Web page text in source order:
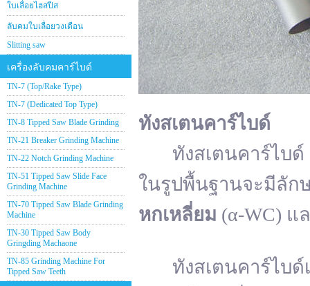
ใบเลื่อยไฮสปีส
ลับคมใบเลื่อยวงเดือน
Slitting saw
เครื่องลับคมคาร์ไบด์
TN-7 (Top/Rake Type)
TN-7 (Dedicated Top Type)
TN-8 Tipped Saw Blade Grinding
TN-21 Breaker Grinding Machine
TN-22 Notch Grinding Machine
TN-51 Tipped Saw Slide Face
Grinding Machine
TN-70 Tipped Saw Blade Grinding
Machine
TN-30 Tipped Saw Body
Gringding Machaone
TN-85 Grinding Machine For
Tipped Saw Teeth
ทังสเตนคาร์ไบด์
ทังสเตนคาร์ไบด์ (
ในรูปพื้นฐานจะมีลัก
หกเหลี่ยม (α-WC) แ
ทังสเตนคาร์ไบด์เ